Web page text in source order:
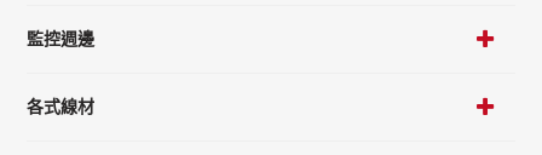
監控週邊
各式線材